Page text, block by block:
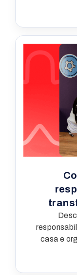
forte e
casa e
práticas